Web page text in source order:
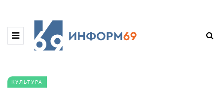
КУЛЬТУРА